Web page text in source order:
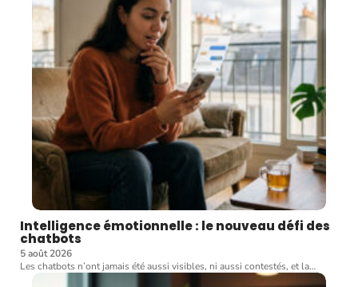
Intelligence émotionnelle : le nouveau défi des
chatbots
5 août 2026
Les chatbots n’ont jamais été aussi visibles, ni aussi contestés, et la…